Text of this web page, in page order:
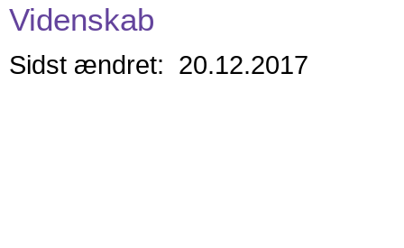
Videnskab
Sidst ændret: 20.12.2017